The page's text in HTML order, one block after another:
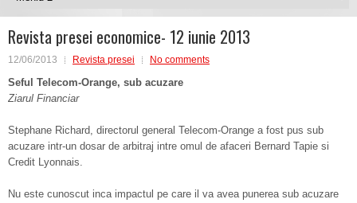
Revista presei economice- 12 iunie 2013
12/06/2013 Revista presei No comments
Seful Telecom-Orange, sub acuzare
Ziarul Financiar
Stephane Richard, directorul general Telecom-Orange a fost pus sub
acuzare intr-un dosar de arbitraj intre omul de afaceri Bernard Tapie si
Credit Lyonnais.
Nu este cunoscut inca impactul pe care il va avea punerea sub acuzare